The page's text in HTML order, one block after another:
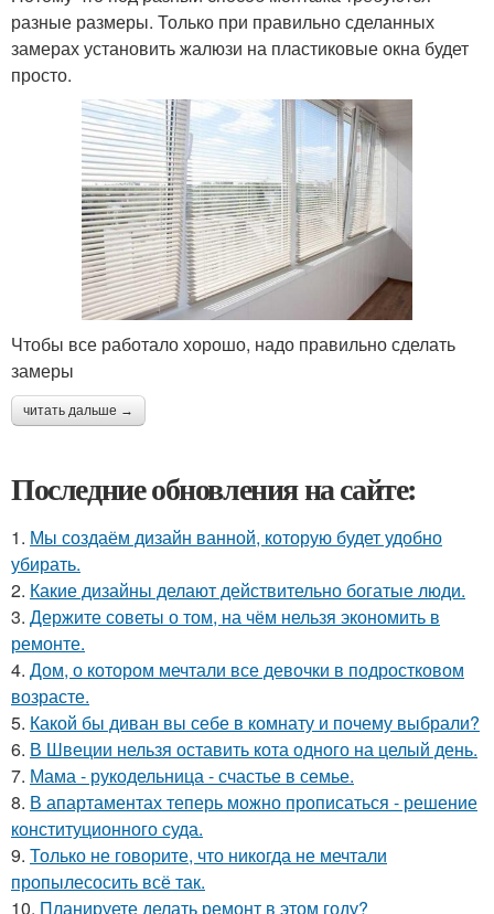
разные размеры. Только при правильно сделанных
замерах установить жалюзи на пластиковые окна будет
просто.
Чтобы все работало хорошо, надо правильно сделать
замеры
читать дальше →
Последние обновления на сайте:
1. Мы создаём дизайн ванной, которую будет удобно
убирать.
2. Какие дизайны делают действительно богатые люди.
3. Держите советы о том, на чём нельзя экономить в
ремонте.
4. Дом, о котором мечтали все девочки в подростковом
возрасте.
5. Какой бы диван вы себе в комнату и почему выбрали?
6. В Швеции нельзя оставить кота одного на целый день.
7. Мама - рукодельница - счастье в семье.
8. В апартаментах теперь можно прописаться - решение
конституционного суда.
9. Только не говорите, что никогда не мечтали
пропылесосить всё так.
10. Планируете делать ремонт в этом году?